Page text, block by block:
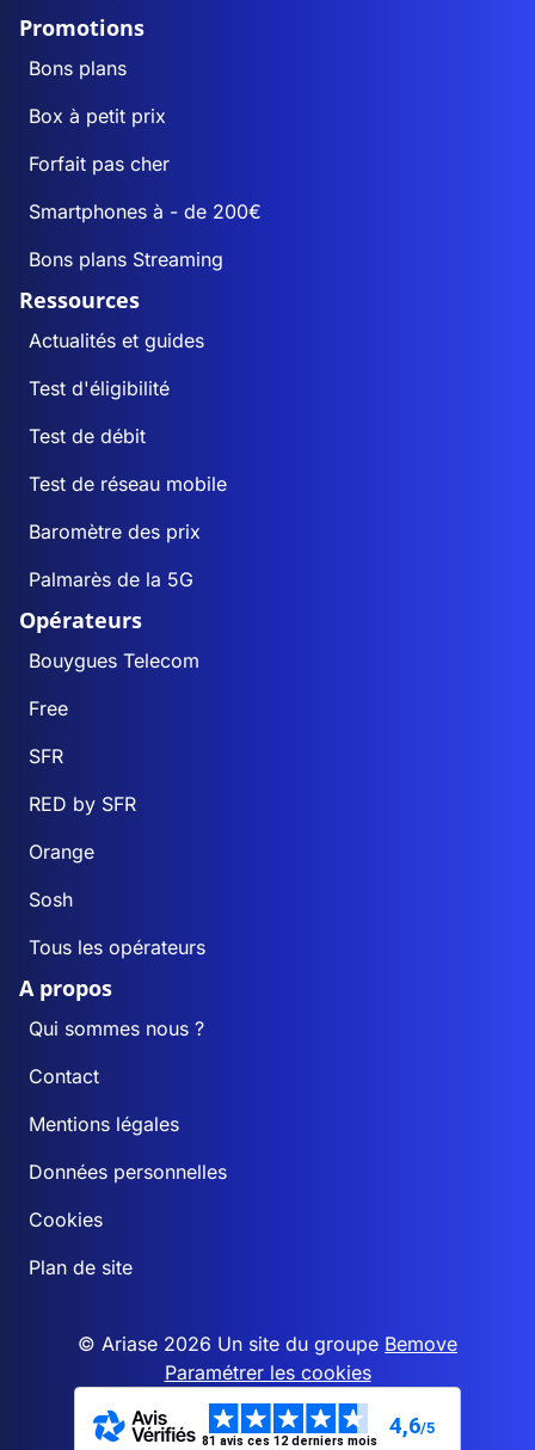
Promotions
Bons plans
Box à petit prix
Forfait pas cher
Smartphones à - de 200€
Bons plans Streaming
Ressources
Actualités et guides
Test d'éligibilité
Test de débit
Test de réseau mobile
Baromètre des prix
Palmarès de la 5G
Opérateurs
Bouygues Telecom
Free
SFR
RED by SFR
Orange
Sosh
Tous les opérateurs
A propos
Qui sommes nous ?
Contact
Mentions légales
Données personnelles
Cookies
Plan de site
© Ariase 2026 Un site du groupe Bemove
Paramétrer les cookies
81 avis ces 12 derniers mois
4,6/5